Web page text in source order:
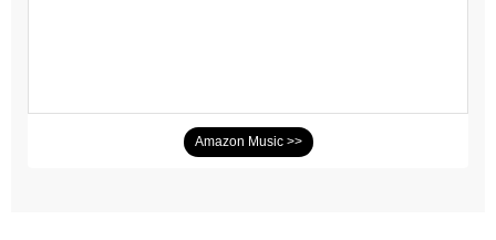
Amazon Music >>